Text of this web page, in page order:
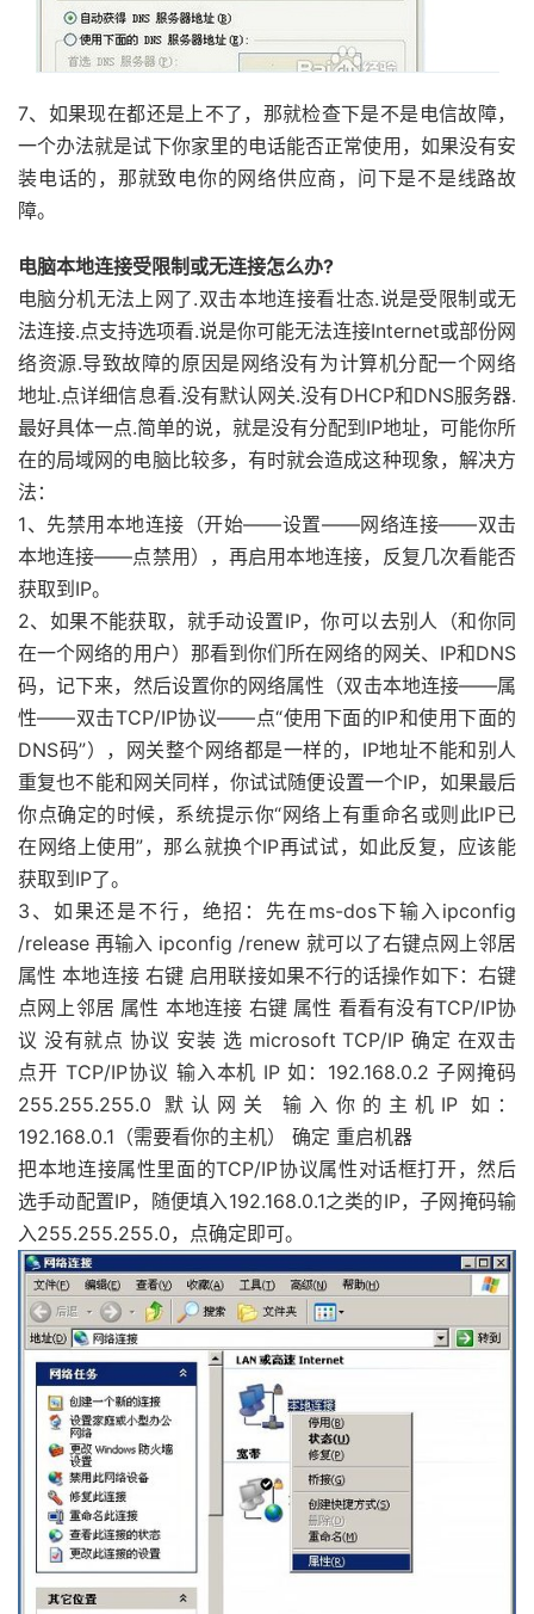
7、如果现在都还是上不了，那就检查下是不是电信故障，
一个办法就是试下你家里的电话能否正常使用，如果没有安
装电话的，那就致电你的网络供应商，问下是不是线路故
障。
电脑本地连接受限制或无连接怎么办?
电脑分机无法上网了.双击本地连接看壮态.说是受限制或无
法连接.点支持选项看.说是你可能无法连接Internet或部份网
络资源.导致故障的原因是网络没有为计算机分配一个网络
地址.点详细信息看.没有默认网关.没有DHCP和DNS服务器.
最好具体一点.简单的说，就是没有分配到IP地址，可能你所
在的局域网的电脑比较多，有时就会造成这种现象，解决方
法：
1、先禁用本地连接（开始——设置——网络连接——双击
本地连接——点禁用），再启用本地连接，反复几次看能否
获取到IP。
2、如果不能获取，就手动设置IP，你可以去别人（和你同
在一个网络的用户）那看到你们所在网络的网关、IP和DNS
码，记下来，然后设置你的网络属性（双击本地连接——属
性——双击TCP/IP协议——点“使用下面的IP和使用下面的
DNS码”），网关整个网络都是一样的，IP地址不能和别人
重复也不能和网关同样，你试试随便设置一个IP，如果最后
你点确定的时候，系统提示你“网络上有重命名或则此IP已
在网络上使用”，那么就换个IP再试试，如此反复，应该能
获取到IP了。
3、如果还是不行，绝招：先在ms-dos下输入ipconfig
/release 再输入 ipconfig /renew 就可以了右键点网上邻居
属性 本地连接 右键 启用联接如果不行的话操作如下：右键
点网上邻居 属性 本地连接 右键 属性 看看有没有TCP/IP协
议 没有就点 协议 安装 选 microsoft TCP/IP 确定 在双击
点开 TCP/IP协议 输入本机 IP 如：192.168.0.2 子网掩码
255.255.255.0 默认网关 输入你的主机IP 如：
192.168.0.1（需要看你的主机） 确定 重启机器
把本地连接属性里面的TCP/IP协议属性对话框打开，然后
选手动配置IP，随便填入192.168.0.1之类的IP，子网掩码输
入255.255.255.0，点确定即可。